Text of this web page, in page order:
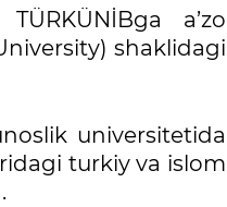
a’zo
shaklidagi
universitetida
turkiy va islom